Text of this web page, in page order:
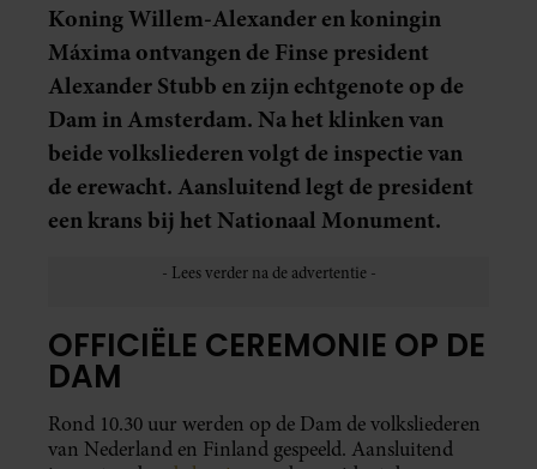
Koning Willem-Alexander en koningin
Máxima ontvangen de Finse president
Alexander Stubb en zijn echtgenote op de
Dam in Amsterdam. Na het klinken van
beide volksliederen volgt de inspectie van
de erewacht. Aansluitend legt de president
een krans bij het Nationaal Monument.
OFFICIËLE CEREMONIE OP DE
DAM
Rond 10.30 uur werden op de Dam de volksliederen
van Nederland en Finland gespeeld. Aansluitend